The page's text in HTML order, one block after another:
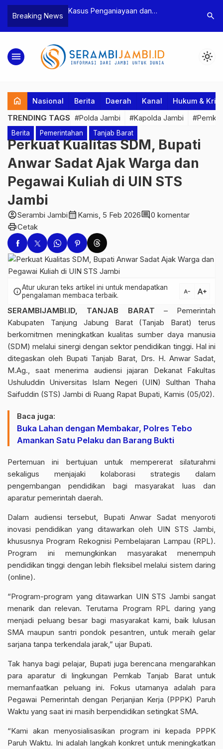
Breaking News
Bea Cukai
Pelaku beserta
dan 146 Gram
Kasus Penganiayaan dan
Tebo Tetapkan Dua Tersangka
Polres
Dua
search
menu light_mode
home Nasional Berita Daerah Kanal Hukum &
TRENDING TAGS #Polda Jambi #Kapolda Jambi
Berita Pemerintahan Tanjab Barat
Perkuat Kualitas SDM, Bupati
Anwar Sadat Ajak Warga dan
Pegawai Kuliah di UIN STS
Jambi
account_circleSerambi Jambicalendar_month Kamis, 5 Feb 2026comment0 komentar
printCetak
infoAtur ukuran teks artikel ini untuk mendapatkan
pengalaman membaca terbaik.
text_decrease text_increase
SERAMBIJAMBI.ID, TANJAB BARAT – Pemerintah
Kabupaten Tanjung Jabung Barat (Tanjab Barat) terus
berkomitmen meningkatkan kualitas sumber daya manusia
(SDM) melalui sinergi dengan sektor pendidikan tinggi. Hal ini
ditegaskan oleh Bupati Tanjab Barat, Drs. H. Anwar Sadat,
M.Ag., saat menerima audiensi jajaran Dekanat Fakultas
Ushuluddin Universitas Islam Negeri (UIN) Sulthan Thaha
Saifuddin (STS) Jambi di Ruang Rapat Bupati, Kamis (05/02).
Baca juga:
Buka Lahan dengan Membakar, Polres Tebo
Amankan Satu Pelaku dan Barang Bukti
Pertemuan ini bertujuan untuk mempererat silaturahmi
sekaligus menjajaki kolaborasi strategis dalam
pengembangan pendidikan bagi masyarakat luas dan
aparatur pemerintah daerah.
Dalam audiensi tersebut, Bupati Anwar Sadat menyoroti
inovasi pendidikan yang ditawarkan oleh UIN STS Jambi,
khususnya Program Rekognisi Pembelajaran Lampau (RPL).
Program ini memungkinkan masyarakat menempuh
pendidikan tinggi dengan lebih fleksibel melalui sistem daring
(online).
“Program-program yang ditawarkan UIN STS Jambi sangat
menarik dan relevan. Terutama Program RPL daring yang
menjadi peluang besar bagi masyarakat kami, baik lulusan
SMA maupun santri pondok pesantren, untuk meraih gelar
sarjana tanpa terkendala jarak,” ujar Bupati.
Tak hanya bagi pelajar, Bupati juga berencana mengarahkan
para aparatur di lingkungan Pemkab Tanjab Barat untuk
memanfaatkan peluang ini. Fokus utamanya adalah para
Pegawai Pemerintah dengan Perjanjian Kerja (PPPK) Paruh
Waktu yang saat ini masih berpendidikan setingkat SMA.
“Kami akan menyosialisasikan program ini kepada PPPK
Paruh Waktu. Ini adalah langkah konkret untuk meningkatkan